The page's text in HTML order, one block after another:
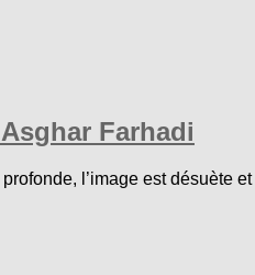
Farhadi
l’image est